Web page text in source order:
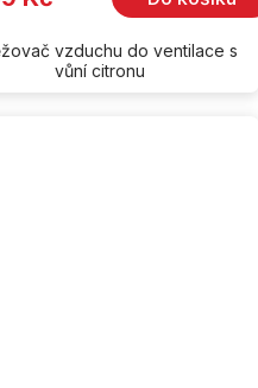
vzduchu do ventilace s
vůní citronu